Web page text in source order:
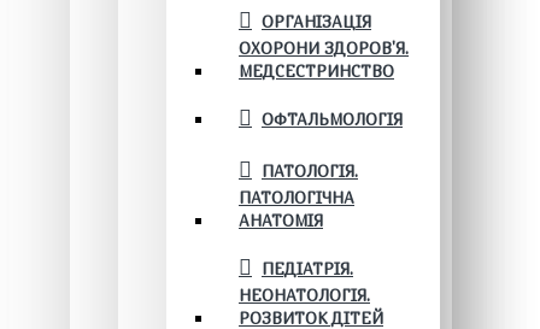
ОРГАНІЗАЦІЯ
ОХОРОНИ ЗДОРОВ'Я.
МЕДСЕСТРИНСТВО
ОФТАЛЬМОЛОГІЯ
ПАТОЛОГІЯ.
ПАТОЛОГІЧНА
АНАТОМІЯ
ПЕДІАТРІЯ.
НЕОНАТОЛОГІЯ.
РОЗВИТОК ДІТЕЙ